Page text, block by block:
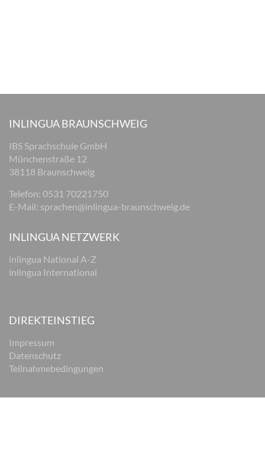
INLINGUA BRAUNSCHWEIG
IBS Sprachschule GmbH
Münchenstraße 12
38118 Braunschweig
Telefon: 0531 70221750
E-Mail: sprachen@inlingua-braunschweig.de
INLINGUA NETZWERK
inlingua National A-Z
inlingua International
DIREKTEINSTIEG
Impressum
Datenschutz
Teilnahmebedingungen